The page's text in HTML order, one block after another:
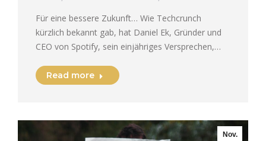
Für eine bessere Zukunft… Wie Techcrunch
kürzlich bekannt gab, hat Daniel Ek, Gründer und
CEO von Spotify, sein einjähriges Versprechen,…
Read more
Nov.